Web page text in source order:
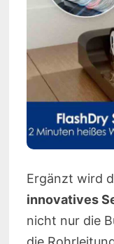
Ergänzt wird
innovatives
nicht nur die